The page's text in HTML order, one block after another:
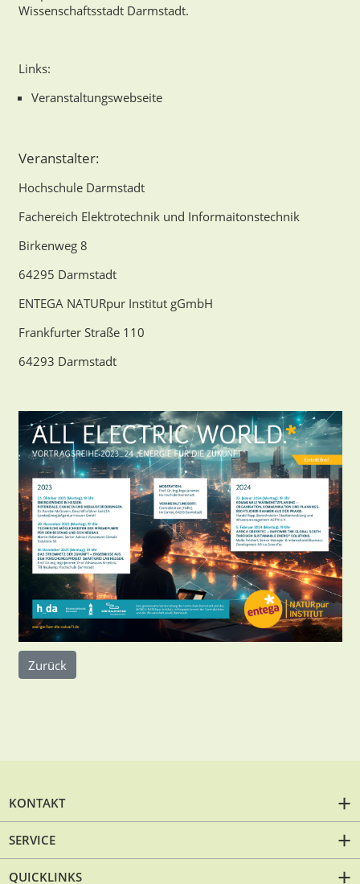
Wissenschaftsstadt Darmstadt.
Links:
Veranstaltungswebseite
Veranstalter:
Hochschule Darmstadt
Fachereich Elektrotechnik und Informaitonstechnik
Birkenweg 8
64295 Darmstadt
ENTEGA NATURpur Institut gGmbH
Frankfurter Straße 110
64293 Darmstadt
Zurück
KONTAKT
SERVICE
QUICKLINKS